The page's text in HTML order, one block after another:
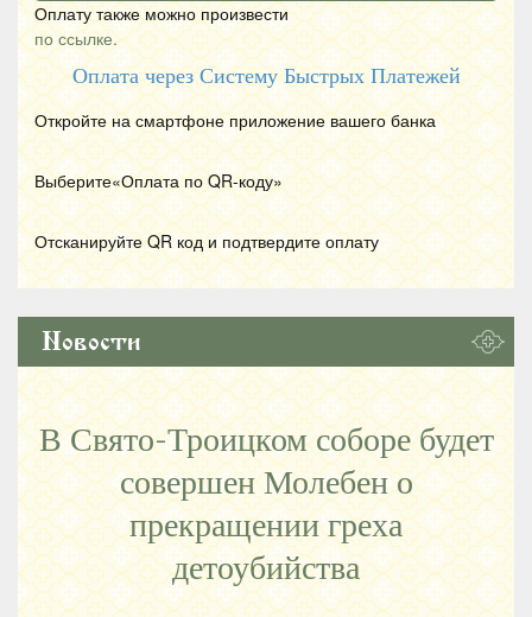
Оплату также можно произвести
по ссылке.
Оплата через Систему Быстрых Платежей
Откройте на смартфоне приложение вашего банка
Выберите«Оплата по QR-коду»
Отсканируйте QR код и подтвердите оплату
Новости
В Свято-Троицком соборе будет
совершен Молебен о
прекращении греха
детоубийства